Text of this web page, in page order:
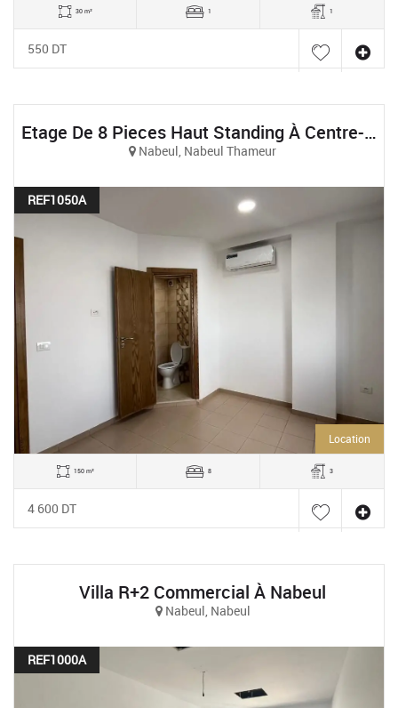
30 m² 1 1
550 DT
Etage De 8 Pieces Haut Standing À Centre-Ville Nabeul
Nabeul, Nabeul Thameur
REF1050A
Location
150 m² 8 3
4 600 DT
Villa R+2 Commercial À Nabeul
Nabeul, Nabeul
REF1000A